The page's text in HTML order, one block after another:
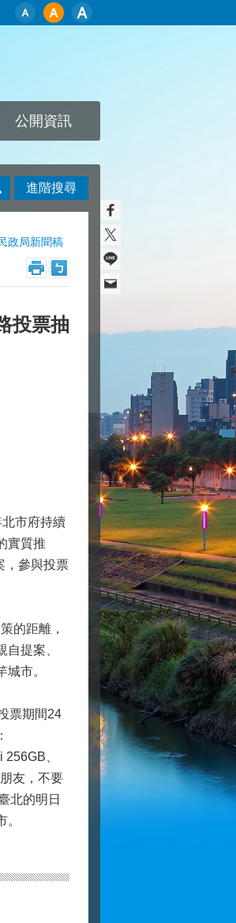
公開資訊
進階搜尋
政局新聞稿
投票抽
市府持續
實質推
，參與投票
的距離，
提案、
市。
票期間24
、
友，不要
北的明日